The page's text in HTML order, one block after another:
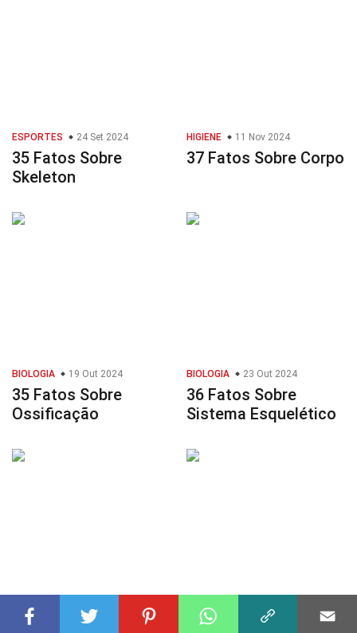
ESPORTES 24 Set 2024
35 Fatos Sobre
Skeleton
HIGIENE 11 Nov 2024
37 Fatos Sobre Corpo
BIOLOGIA 19 Out 2024
35 Fatos Sobre
Ossificação
BIOLOGIA 23 Out 2024
36 Fatos Sobre
Sistema Esquelético
PAÍSES 29 Set 2024
CAMPOS DA MATEMÁTICA